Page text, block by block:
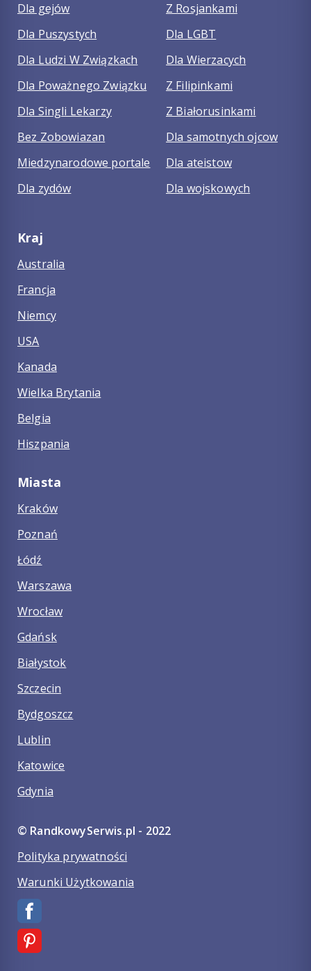
© RandkowySerwis.pl - 2022
Polityka prywatności
Warunki Użytkowania
Dla gejów
Dla Puszystych
Dla Ludzi W Związkach
Dla Poważnego Związku
Dla Singli Lekarzy
Bez Zobowiazan
Miedzynarodowe portale
Dla zydów
Z Rosjankami
Dla LGBT
Dla Wierzacych
Z Filipinkami
Z Białorusinkami
Dla samotnych ojcow
Dla ateistow
Dla wojskowych
Kraj
Australia
Francja
Niemcy
USA
Kanada
Wielka Brytania
Belgia
Hiszpania
Miasta
Kraków
Poznań
Łódź
Warszawa
Wrocław
Gdańsk
Białystok
Szczecin
Bydgoszcz
Lublin
Katowice
Gdynia